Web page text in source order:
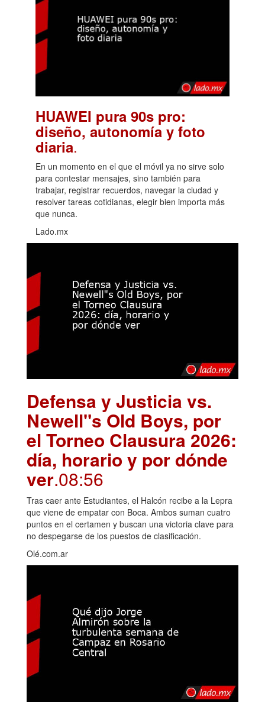
HUAWEI pura 90s pro:
diseño, autonomía y foto
diaria.
En un momento en el que el móvil ya no sirve solo
para contestar mensajes, sino también para
trabajar, registrar recuerdos, navegar la ciudad y
resolver tareas cotidianas, elegir bien importa más
que nunca.
Lado.mx
Defensa y Justicia vs.
Newell"s Old Boys, por
el Torneo Clausura 2026:
día, horario y por dónde
ver.08:56
Tras caer ante Estudiantes, el Halcón recibe a la Lepra
que viene de empatar con Boca. Ambos suman cuatro
puntos en el certamen y buscan una victoria clave para
no despegarse de los puestos de clasificación.
Olé.com.ar